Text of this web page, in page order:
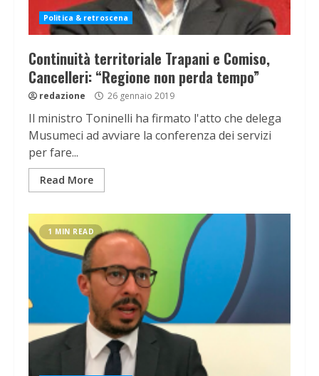
Politica & retroscena
Continuità territoriale Trapani e Comiso,
Cancelleri: “Regione non perda tempo”
redazione 26 gennaio 2019
Il ministro Toninelli ha firmato l'atto che delega
Musumeci ad avviare la conferenza dei servizi
per fare...
Read More
1 MIN READ